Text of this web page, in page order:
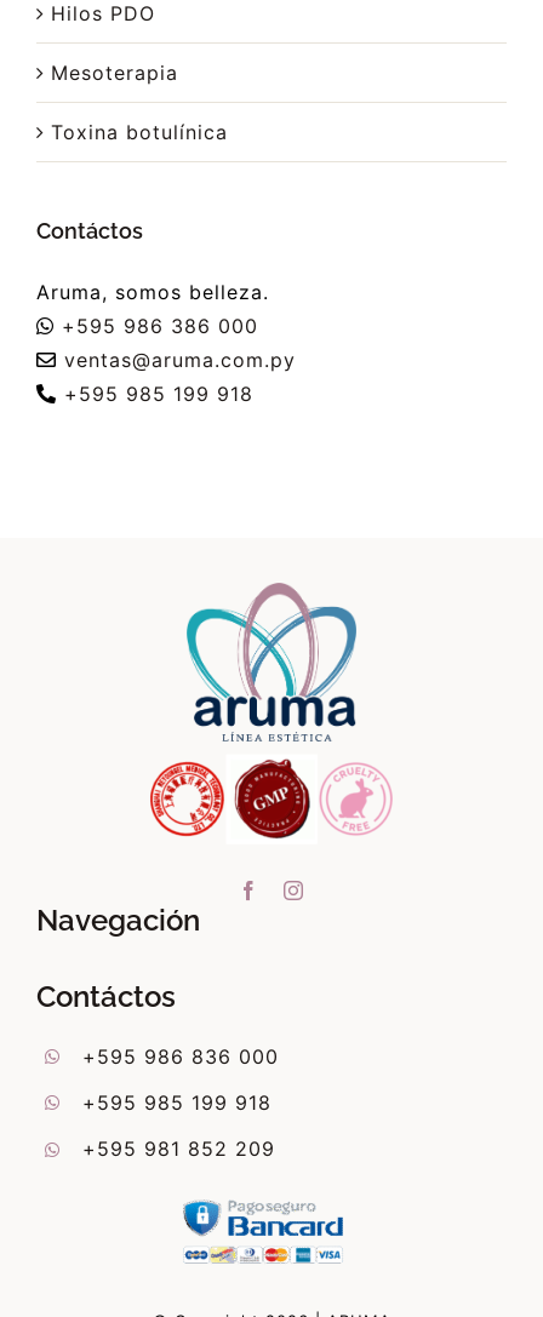
Hilos PDO
Mesoterapia
Toxina botulínica
Contáctos
Aruma, somos belleza.
+595 986 386 000
ventas@aruma.com.py
+595 985 199 918
Navegación
Contáctos
+595 986 836 000
+595 985 199 918
+595 981 852 209